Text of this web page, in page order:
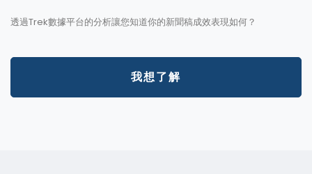
透過Trek數據平台的分析讓您知道你的新聞稿成效表現如何？
我想了解